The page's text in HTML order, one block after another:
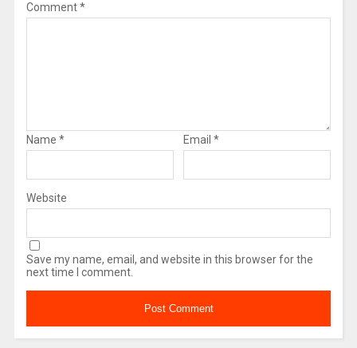
Comment*
Name * Email *
Website
Save my name, email, and website in this browser for the
next time I comment.